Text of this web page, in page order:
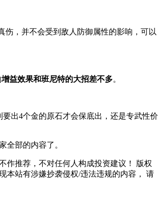
伤，并不会受到敌人防御属性的影响，可以
增益效果和班尼特的大招差不多。
出4个金的原石才会保底出，还是专武性价
全部的内容了。
作推荐，不对任何人构成投资建议！ 版权
本站有涉嫌抄袭侵权/违法违规的内容， 请